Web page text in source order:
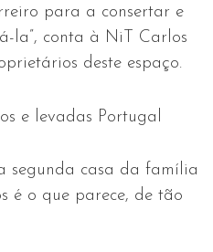
para a consertar e
la”, conta à NiT Carlos
deste espaço.
segunda casa da família
é o que parece, de tão